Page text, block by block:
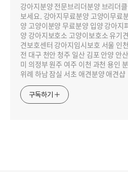
강아지분양 전문브리더분양 브리더
보세요. 강아지무료분양 고양이무료
양 고양이분양 무료분양 입양 강아지
양 강아지보호소 고양이보호소 유기
견보호센터 강아지임시보호 서울 인
전 대구 천안 청주 일산 김포 안양 안
미 의정부 원주 여주 이천 과천 용인
위례 하남 잠실 서초 애견분양 애견샵
구독하기